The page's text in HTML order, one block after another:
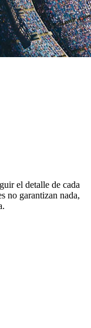
el detalle de cada
no garantizan nada,